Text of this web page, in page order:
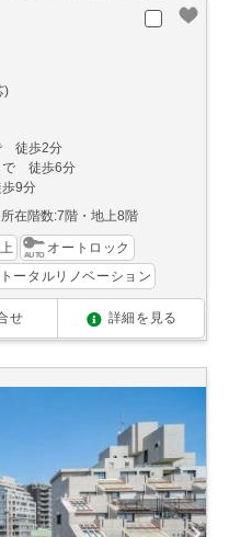
)
徒歩2分
で 徒歩6分
9分
所在階数:7階・地上8階
オートロック
ータルリノベーション
せ 詳細を見る